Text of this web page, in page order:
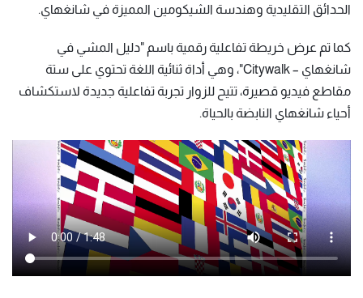
الحدائق التقليدية وهندسة الشيكومين المميزة في شانغهاي.
كما تم عرض خريطة تفاعلية رقمية باسم "دليل المشي في
شانغهاي – Citywalk"، وهي أداة ثنائية اللغة تحتوي على ستة
مقاطع فيديو قصيرة، تتيح للزوار تجربة تفاعلية جديدة لاستكشاف
أحياء شانغهاي النابضة بالحياة.